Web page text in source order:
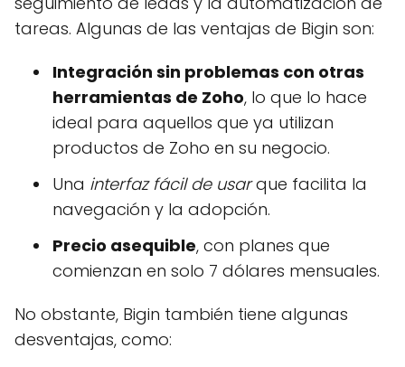
tareas. Algunas de las ventajas de Bigin son:
Integración sin problemas con otras
herramientas de Zoho, lo que lo hace
ideal para aquellos que ya utilizan
productos de Zoho en su negocio.
Una interfaz fácil de usarque facilita la
navegación y la adopción.
Precio asequible, con planes que
comienzan en solo 7 dólares mensuales.
No obstante, Bigin también tiene algunas
desventajas, como: